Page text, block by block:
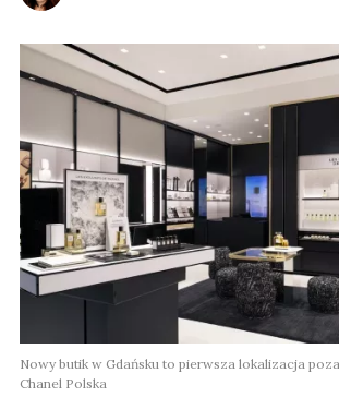
Nowy butik w Gdańsku to pierwsza lokalizacja
Chanel Polska